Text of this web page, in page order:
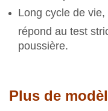
Long cycle de
répond au test
poussière.
Plus de